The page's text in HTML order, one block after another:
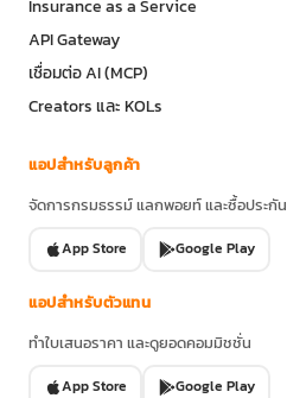
Insurance as a Service
API Gateway
เชื่อมต่อ AI (MCP)
Creators และ KOLs
แอปสำหรับลูกค้า
จัดการกรมธรรม์ แลกพอยท์ และซื้อประกัน
App Store Google Play
แอปสำหรับตัวแทน
ทำใบเสนอราคา และดูยอดคอมมิชชั่น
App Store Google Play